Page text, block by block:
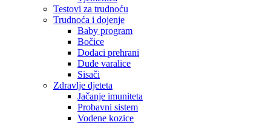
Testovi za trudnoću
Trudnoća i dojenje
Baby program
Bočice
Dodaci prehrani
Dude varalice
Sisači
Zdravlje djeteta
Jačanje imuniteta
Probavni sistem
Vodene kozice